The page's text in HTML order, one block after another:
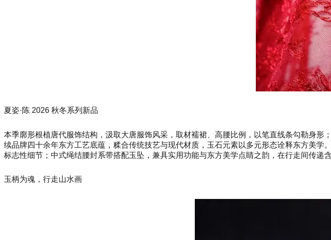
夏姿·陈 2026 秋冬系列新品
本季廓形根植唐代服饰结构，汲取大唐服饰风采，取材襦裙、高腰比例，以笔直线条勾勒身
续品牌四十余年东方工艺底蕴，糅合传统技艺与现代材质，玉石元素以多元形态诠释东方美
标志性细节；中式绳结腰封系带搭配玉坠，兼具实用功能与东方美学点睛之韵，在行走间传递含
玉柄为魂，行走山水画